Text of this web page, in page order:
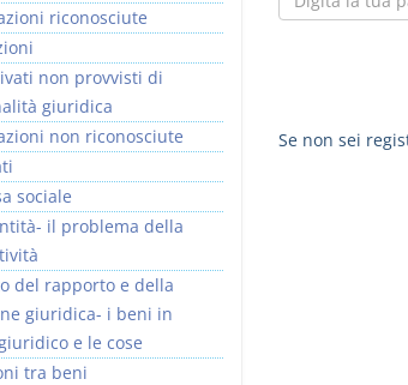
Se non sei
riconosciute
non provvisti di
giuridica
non riconosciute
sociale
il problema della
del rapporto e della
giuridica- i beni in
e le cose
tra beni
I Singoli Contratti
D. Minussi
(iva incl.)